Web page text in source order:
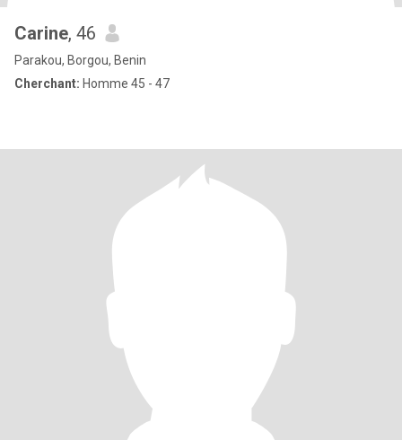
Carine, 46
Parakou, Borgou, Benin
Cherchant: Homme 45 - 47